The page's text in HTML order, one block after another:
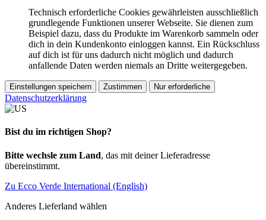
Technisch erforderliche Cookies gewährleisten ausschließlich
grundlegende Funktionen unserer Webseite. Sie dienen zum
Beispiel dazu, dass du Produkte im Warenkorb sammeln oder
dich in dein Kundenkonto einloggen kannst. Ein Rückschluss
auf dich ist für uns dadurch nicht möglich und dadurch
anfallende Daten werden niemals an Dritte weitergegeben.
Einstellungen speichern Zustimmen Nur erforderliche
Datenschutzerklärung
Bist du im richtigen Shop?
Bitte wechsle zum Land, das mit deiner Lieferadresse
übereinstimmt.
Zu Ecco Verde International (English)
Anderes Lieferland wählen